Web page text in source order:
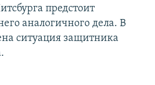
предстоит
аналогичного дела. В
ситуация защитника